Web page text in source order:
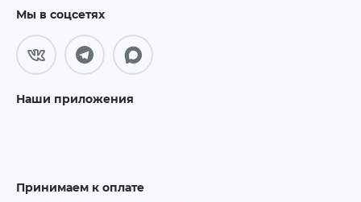
Мы в соцсетях
Наши приложения
Принимаем к оплате